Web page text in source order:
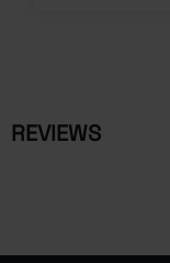
REVIEWS